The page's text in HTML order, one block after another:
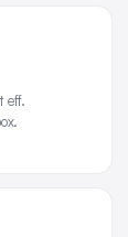
eff.